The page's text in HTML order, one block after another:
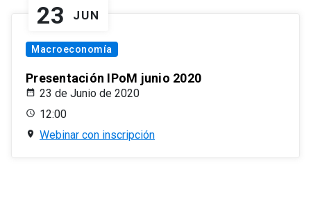
23 JUN
Macroeconomía
Presentación IPoM junio 2020
23 de Junio de 2020
12:00
Webinar con inscripción